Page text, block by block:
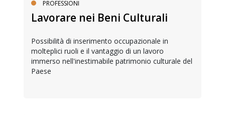
PROFESSIONI
Lavorare nei Beni Culturali
Possibilità di inserimento occupazionale in
molteplici ruoli e il vantaggio di un lavoro
immerso nell'inestimabile patrimonio culturale del
Paese